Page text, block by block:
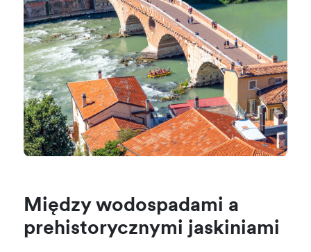
Między wodospadami a
prehistorycznymi jaskiniami